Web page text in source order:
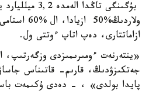
بۇگىنگى تاڭدا
ازاماتتارى، دەپ اتاپ ءوتتى ول.
«ينتەرنەت ءومىرىمىزدى وزگەرتىپ،
جەتكىزۋدىڭ، قارىم- قاتىناس
پايدا بولدى» ، - دەدى ۇكىمەت